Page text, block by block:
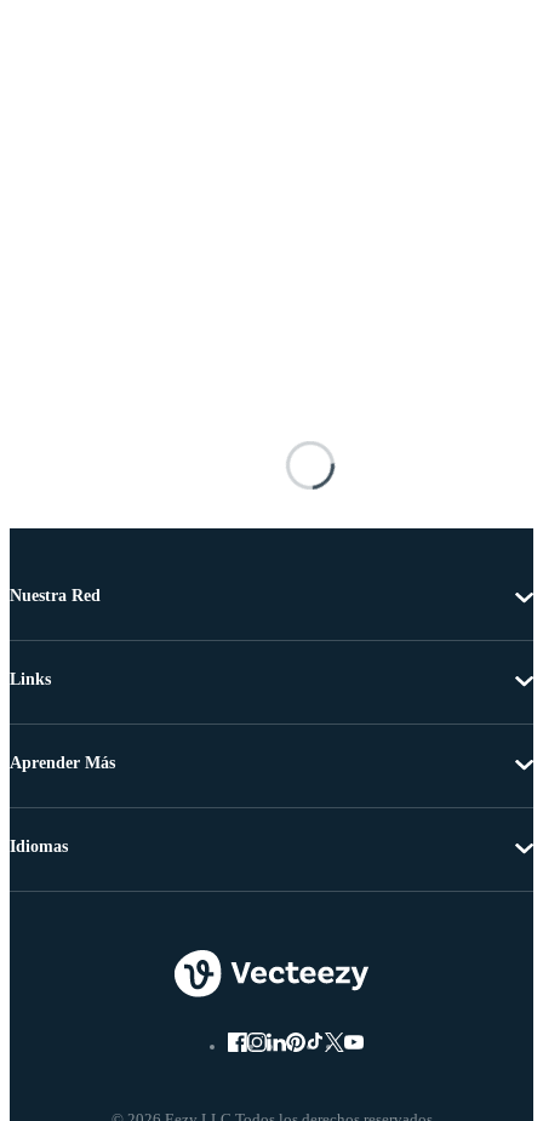
Nuestra Red
Links
Aprender Más
Idiomas